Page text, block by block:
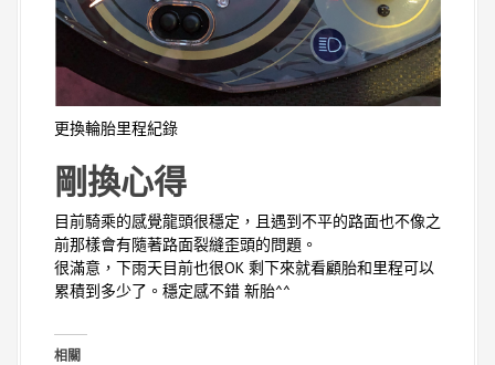
更換輪胎里程紀錄
剛換心得
目前騎乘的感覺龍頭很穩定，且遇到不平的路面也不像之
前那樣會有隨著路面裂縫歪頭的問題。
很滿意，下雨天目前也很OK 剩下來就看顧胎和里程可以
累積到多少了。穩定感不錯 新胎^^
相關